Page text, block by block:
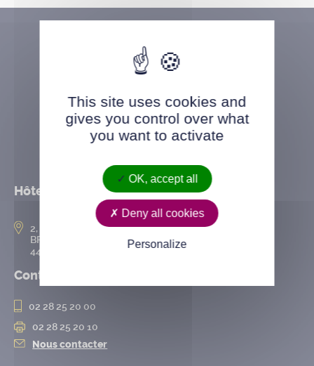
Hôtel de ville
2, rue de l’Hôtel-de-Ville
BP 50167
44802 Saint-Herblain cedex
Contact
02 28 25 20 00
02 28 25 20 10
Nous contacter
This site uses cookies and
gives you control over what
you want to activate
OK, accept all
Deny all cookies
Personalize